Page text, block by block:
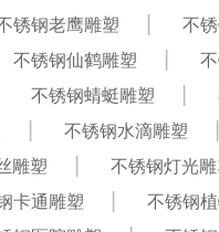
锈钢老鹰雕塑 不
不锈钢仙鹤雕塑
不锈钢蜻蜓雕塑
不锈钢水滴雕塑
雕塑 不锈钢灯光雕
卡通雕塑 不锈钢